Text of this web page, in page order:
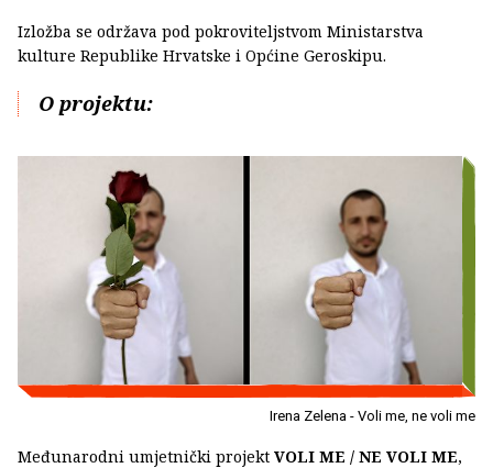
Izložba se održava pod pokroviteljstvom Ministarstva
kulture Republike Hrvatske i Općine Geroskipu.
O projektu:
Irena Zelena - Voli me, ne voli me
Međunarodni umjetnički projekt VOLI ME / NE VOLI ME,